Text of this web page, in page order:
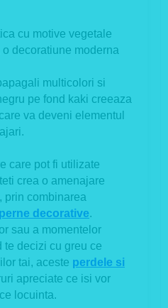
cu motive vegetale
decoratiune moderna
multicolori si
pe fond kaki creeaza
va deveni elementul
care pot fi utilizate
crea o amenajare
prin combinarea
perne decorative.
sau a momentelor
te decizi cu greu ce
tai, aceste perdele si
apreciate ce isi vor
locuinta.